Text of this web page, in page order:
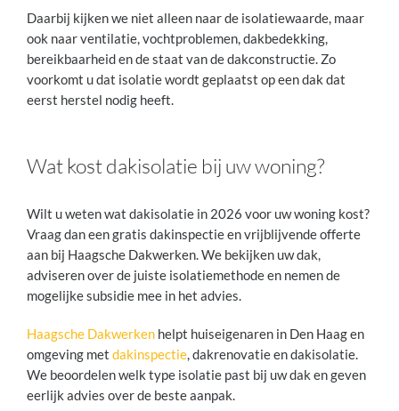
Daarbij kijken we niet alleen naar de isolatiewaarde, maar
ook naar ventilatie, vochtproblemen, dakbedekking,
bereikbaarheid en de staat van de dakconstructie. Zo
voorkomt u dat isolatie wordt geplaatst op een dak dat
eerst herstel nodig heeft.
Wat kost dakisolatie bij uw woning?
Wilt u weten wat dakisolatie in 2026 voor uw woning kost?
Vraag dan een gratis dakinspectie en vrijblijvende offerte
aan bij Haagsche Dakwerken. We bekijken uw dak,
adviseren over de juiste isolatiemethode en nemen de
mogelijke subsidie mee in het advies.
Haagsche Dakwerken helpt huiseigenaren in Den Haag en
omgeving met dakinspectie, dakrenovatie en dakisolatie.
We beoordelen welk type isolatie past bij uw dak en geven
eerlijk advies over de beste aanpak.